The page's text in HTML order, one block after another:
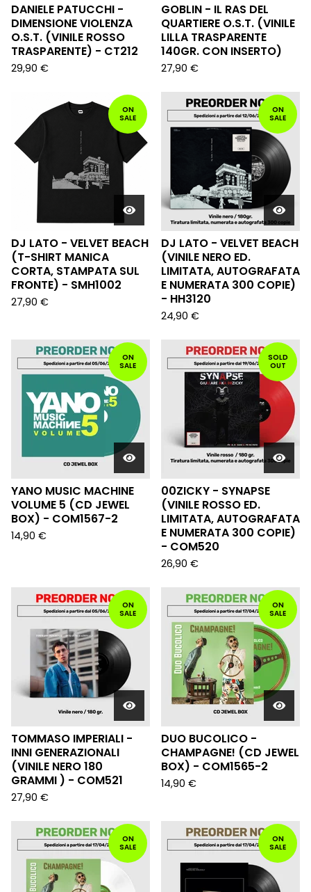
DANIELE PATUCCHI -
DIMENSIONE VIOLENZA
O.S.T. (VINILE ROSSO
TRASPARENTE) - CT212
29,90 €
GOBLIN - IL RAS DEL
QUARTIERE O.S.T. (VINILE
LILLA TRASPARENTE
140GR. CON INSERTO)
27,90 €
ON
SALE
DJ LATO - VELVET BEACH
(T-SHIRT MANICA
CORTA, STAMPATA SUL
FRONTE) - SMH1002
27,90 €
ON
SALE
DJ LATO - VELVET BEACH
(VINILE NERO ED.
LIMITATA, AUTOGRAFATA
E NUMERATA 300 COPIE)
- HH3120
24,90 €
ON
SALE
YANO MUSIC MACHINE
VOLUME 5 (CD JEWEL
BOX) - COM1567-2
14,90 €
SOLD
OUT
00ZICKY - SYNAPSE
(VINILE ROSSO ED.
LIMITATA, AUTOGRAFATA
E NUMERATA 300 COPIE)
- COM520
26,90 €
ON
SALE
TOMMASO IMPERIALI -
INNI GENERAZIONALI
(VINILE NERO 180
GRAMMI ) - COM521
27,90 €
ON
SALE
DUO BUCOLICO -
CHAMPAGNE! (CD JEWEL
BOX) - COM1565-2
14,90 €
ON
SALE
ON
SALE